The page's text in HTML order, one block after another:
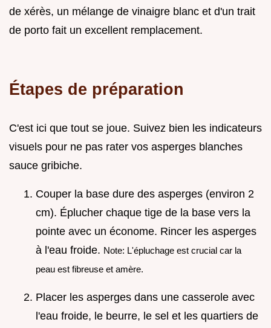
de xérès, un mélange de vinaigre blanc et d'un trait
de porto fait un excellent remplacement.
Étapes de préparation
C'est ici que tout se joue. Suivez bien les indicateurs
visuels pour ne pas rater vos asperges blanches
sauce gribiche.
Couper la base dure des asperges (environ 2
cm). Éplucher chaque tige de la base vers la
pointe avec un économe. Rincer les asperges
à l'eau froide. Note: L'épluchage est crucial car la
peau est fibreuse et amère.
Placer les asperges dans une casserole avec
l'eau froide, le beurre, le sel et les quartiers de